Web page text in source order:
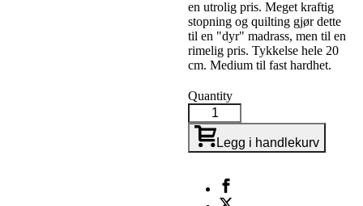
en utrolig pris. Meget kraftig
stopning og quilting gjør dette
til en "dyr" madrass, men til en
rimelig pris. Tykkelse hele 20
cm. Medium til fast hardhet.
Quantity
Legg i handlekurv